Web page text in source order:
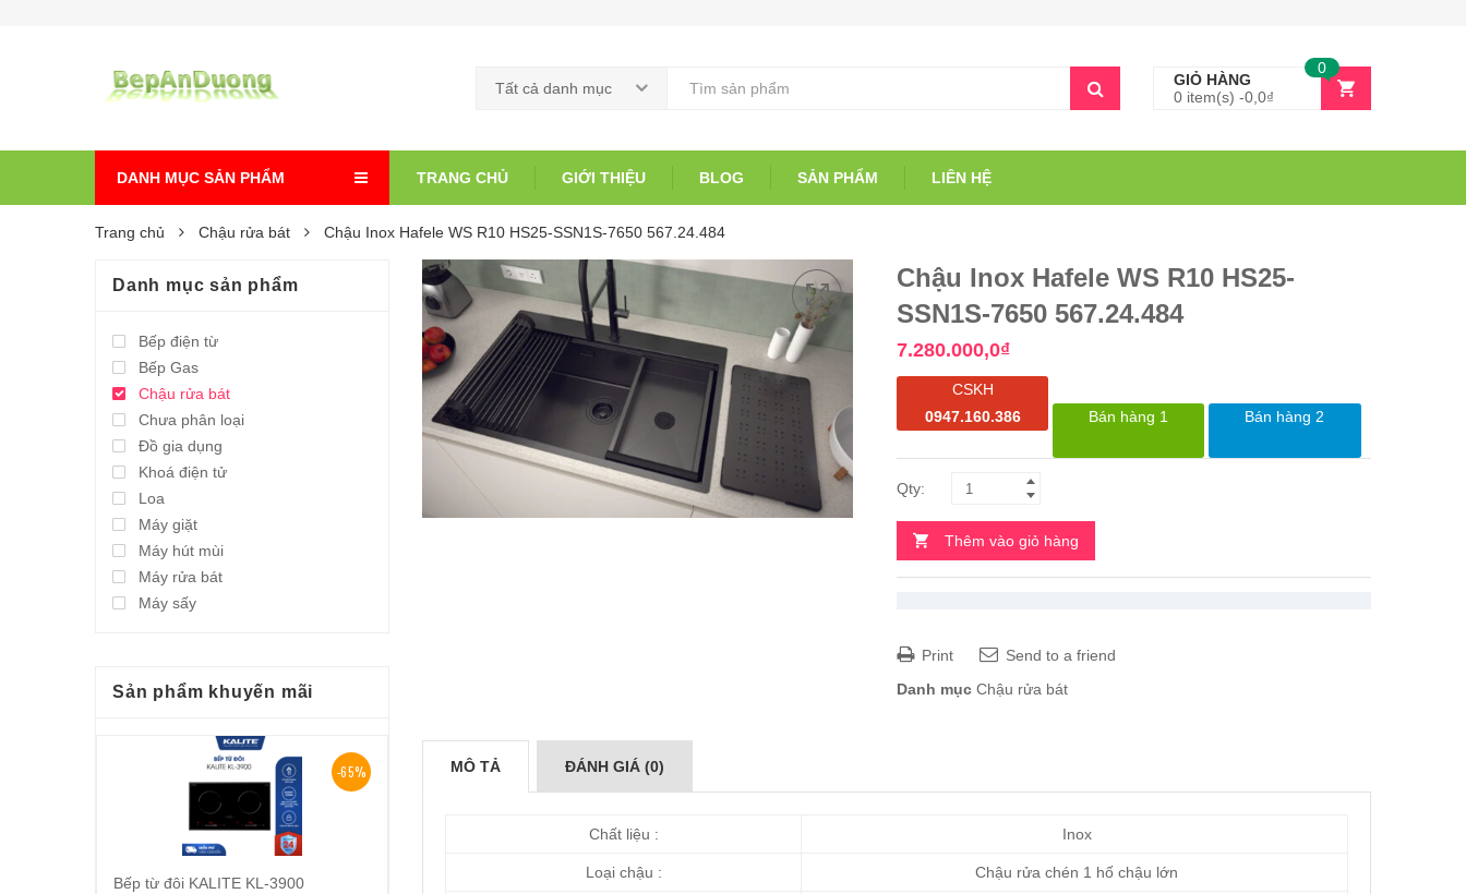
Tất cả danh mục
GIỎ HÀNG
0 item(s) -0,0₫
0
DANH MỤC SẢN PHẨM TRANG CHỦ GIỚI THIỆU BLOG SẢN PHẨM LIÊN HỆ
Trang chủ Chậu rửa bát Chậu Inox Hafele WS R10 HS25-SSN1S-7650 567.24.484
Chậu Inox Hafele WS R10 HS25-
SSN1S-7650 567.24.484
7.280.000,0₫
CSKH
0947.160.386
Bán hàng 1 Bán hàng 2
Thêm vào giỏ hàng
Print
Send to a friend
Danh mục Chậu rửa bát
MÔ TẢ ĐÁNH GIÁ (0)
Chất liệu : Inox
Loại chậu : Chậu rửa chén 1 hố chậu lớn
Danh mục sản phẩm
Bếp điện từ
Bếp Gas
Chậu rửa bát
Chưa phân loại
Đồ gia dụng
Khoá điện tử
Loa
Máy giặt
Máy hút mùi
Máy rửa bát
Máy sấy
Sản phẩm khuyến mãi
-65%
Thêm vào giỏ hàng
Bếp từ đôi KALITE KL-3900